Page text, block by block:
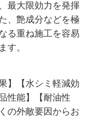
最大限効力を発揮
、艶成分などを極
る重ね施工を容易
す。
】【水シミ軽減効
性能】【耐油性
の外敵要因からお